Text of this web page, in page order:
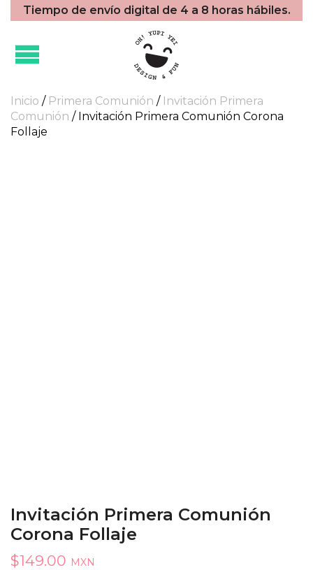
Tiempo de envío digital de 4 a 8 horas hábiles.
Inicio / Primera Comunión / Invitación Primera
Comunión / Invitación Primera Comunión Corona
Follaje
Invitación Primera Comunión
Corona Follaje
$149.00 MXN